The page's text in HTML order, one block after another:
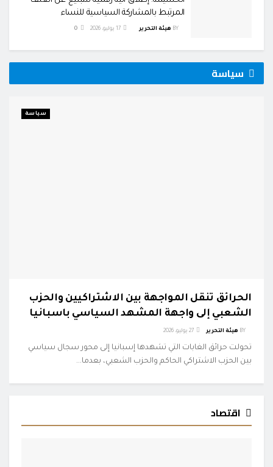
المرتبط بالمشاركة السياسية للنساء
BY هيئة التحرير
سياسة
سياسة
الحرائق تنقل المواجهة بين الاشتراكيين والحزب
الشعبي إلى واجهة المشهد السياسي باسبانيا
BY هيئة التحرير
تحولت حرائق الغابات التي تشهدها إسبانيا إلى محور سجال سياسي
بين الحزب الاشتراكي الحاكم والحزب الشعبي، بعدما...
اقتصاد